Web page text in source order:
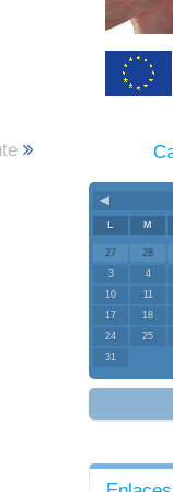
◀
M
27 28
3
4
10
11
17
18
24
25
31